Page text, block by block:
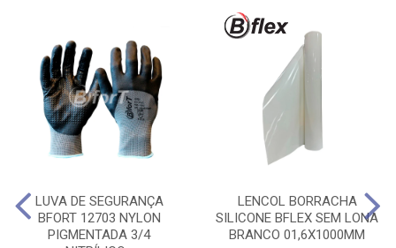
LUVA DE SEGURANÇA
BFORT 12703 NYLON
PIGMENTADA 3/4
LENCOL BORRACHA
SILICONE BFLEX SEM LONA
BRANCO 01,6X1000MM